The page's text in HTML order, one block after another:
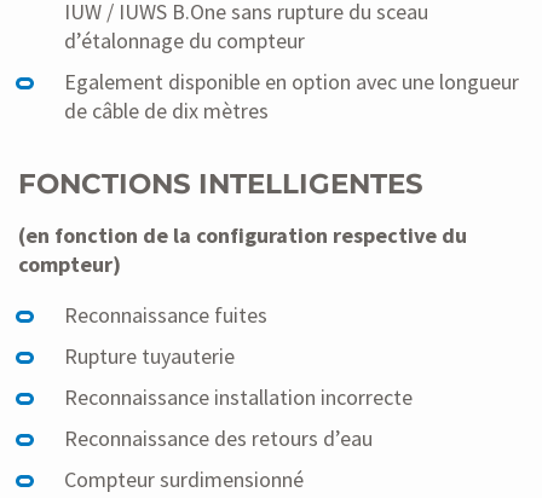
IUW / IUWS B.One sans rupture du sceau
d’étalonnage du compteur
Egalement disponible en option avec une longueur
de câble de dix mètres
FONCTIONS INTELLIGENTES
(en fonction de la configuration respective du
compteur)
Reconnaissance fuites
Rupture tuyauterie
Reconnaissance installation incorrecte
Reconnaissance des retours d’eau
Compteur surdimensionné